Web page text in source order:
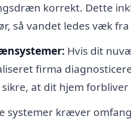
korrekt. Dette
så vandet ledes væk
Hvis dit
firma
at dit hjem
systemer kræver